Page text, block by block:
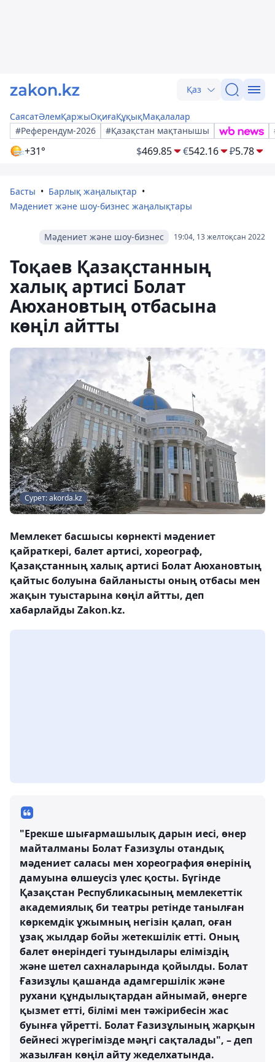
Қаз
СаясатӘлемҚаржыОқиғаҚұқықМақалалар
#Референдум-2026
#Қазақстан мақтанышы
+31° $469.85 €542.16 ₽5.78
Басты
Барлық жаңалықтар
Мәдениет және шоу-бизнес жаңалықтары
19:04, 13 желтоқсан 2022
Мәдениет және шоу-бизнес
Тоқаев Қазақстанның
халық артисі Болат
Аюхановтың отбасына
көңіл айтты
Сурет: akorda.kz
Мемлекет басшысы көрнекті мәдениет
қайраткері, балет артисі, хореограф,
Қазақстанның халық артисі Болат Аюхановтың
қайтыс болуына байланысты оның отбасы мен
жақын туыстарына көңіл айтты, деп
хабарлайды Zakon.kz.
"Ерекше шығармашылық дарын иесі, өнер
майталманы Болат Ғазизұлы отандық
мәдениет саласы мен хореография өнерінің
дамуына өлшеусіз үлес қосты. Бүгінде
Қазақстан Республикасының мемлекеттік
академиялық би театры ретінде танылған
көркемдік ұжымның негізін қалап, оған
ұзақ жылдар бойы жетекшілік етті. Оның
балет өнеріндегі туындылары еліміздің
және шетел сахналарында қойылды. Болат
Ғазизұлы қашанда адамгершілік және
рухани құндылықтардан айнымай, өнерге
қызмет етті, білімі мен тәжірибесін жас
буынға үйретті. Болат Ғазизұлының жарқын
бейнесі жүрегімізде мәңгі сақталады", – деп
жазылған көңіл айту жеделхатында.